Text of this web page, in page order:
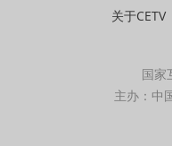
关于CETV
国家
主办：中